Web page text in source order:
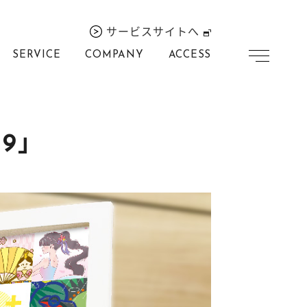
サービスサイトへ
SERVICE COMPANY ACCESS
」